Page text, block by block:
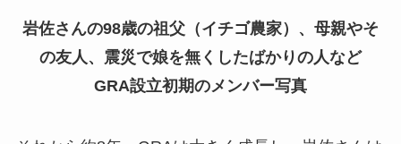
岩佐さんの98歳の祖父（イチゴ農家）、母親やそ
の友人、震災で娘を無くしたばかりの人など
GRA設立初期のメンバー写真